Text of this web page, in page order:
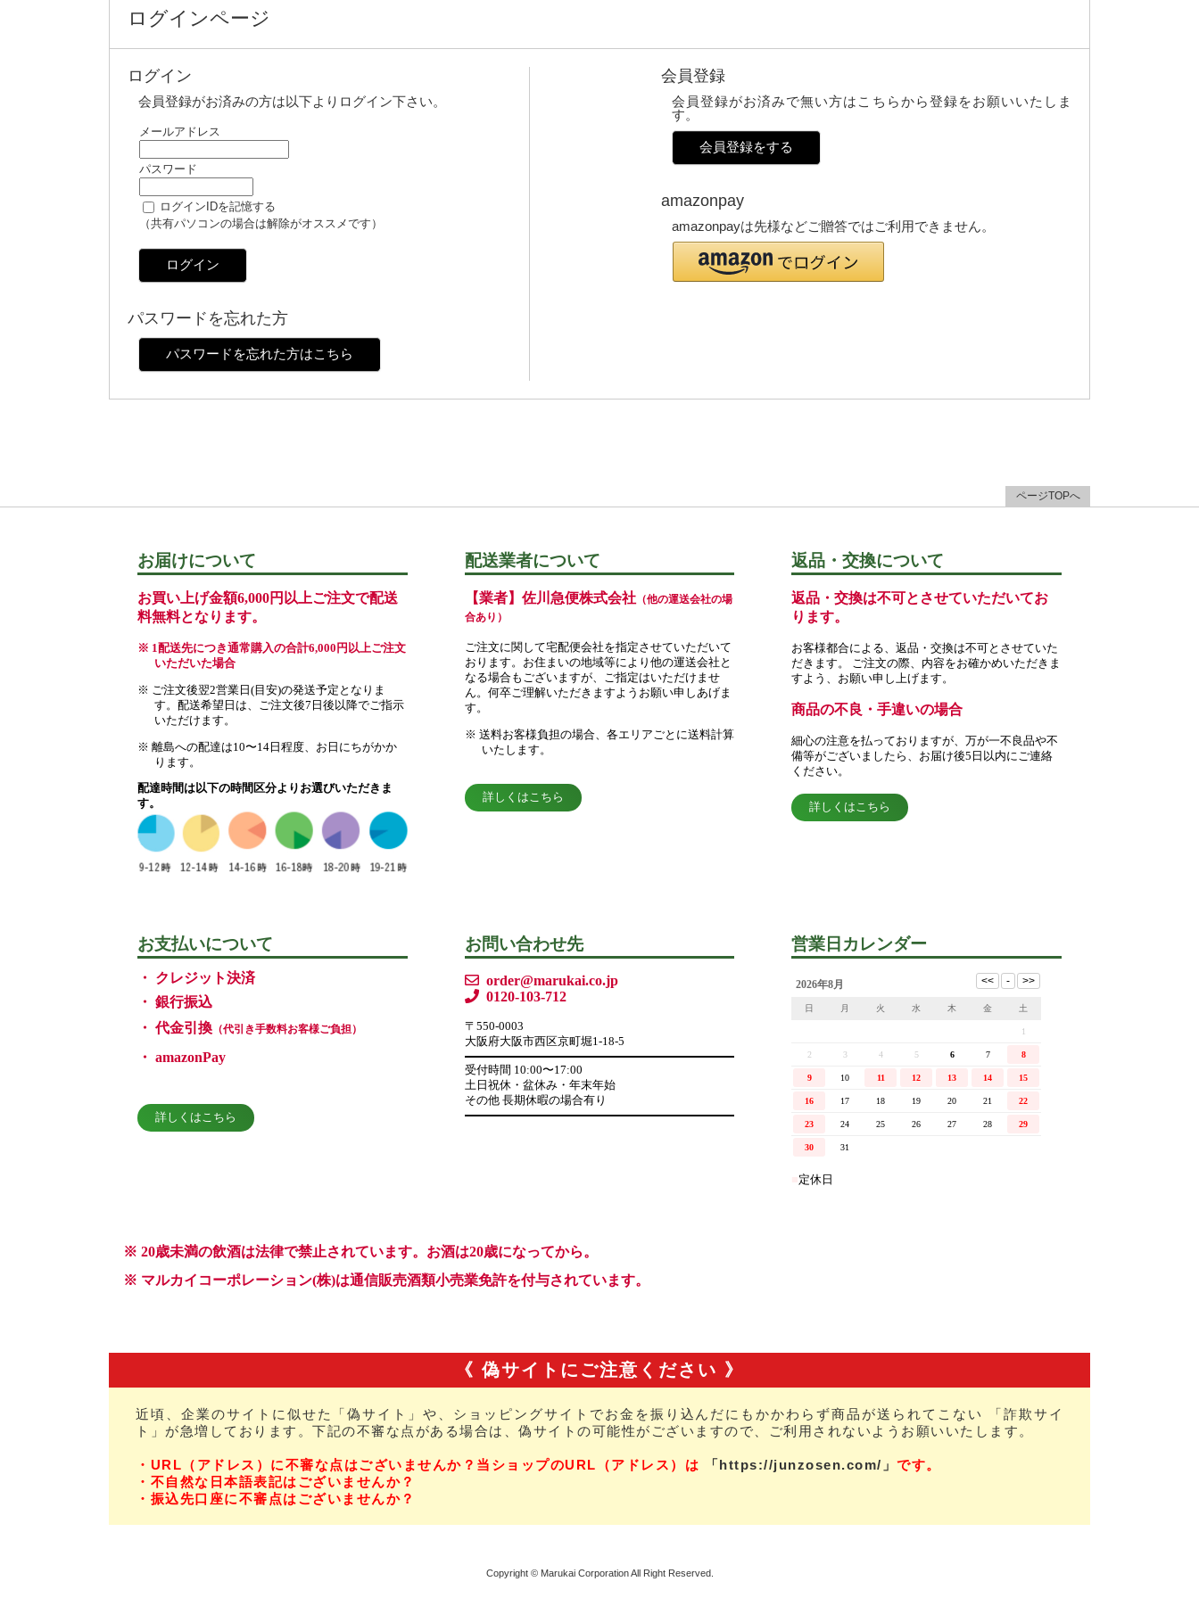
ログインページ
ログイン
会員登録がお済みの方は以下よりログイン下さい。
メールアドレス
パスワード
ログインIDを記憶する
（共有パソコンの場合は解除がオススメです）
ログイン
パスワードを忘れた方
パスワードを忘れた方はこちら
会員登録
会員登録がお済みで無い方はこちらから登録をお願いいたしま
す。
会員登録をする
amazonpay
amazonpayは先様などご贈答ではご利用できません。
《 偽サイトにご注意ください 》
近頃、企業のサイトに似せた「偽サイト」や、ショッピングサイトでお金を振り込んだにもかかわらず商品が送られてこない 「詐欺サイ
ト」が急増しております。下記の不審な点がある場合は、偽サイトの可能性がございますので、ご利用されないようお願いいたします。
・URL（アドレス）に不審な点はございませんか？当ショップのURL（アドレス）は 「https://junzosen.com/」 です。
・不自然な日本語表記はございませんか？
・振込先口座に不審点はございませんか？
Copyright © Marukai Corporation All Right Reserved.
ページTOPへ